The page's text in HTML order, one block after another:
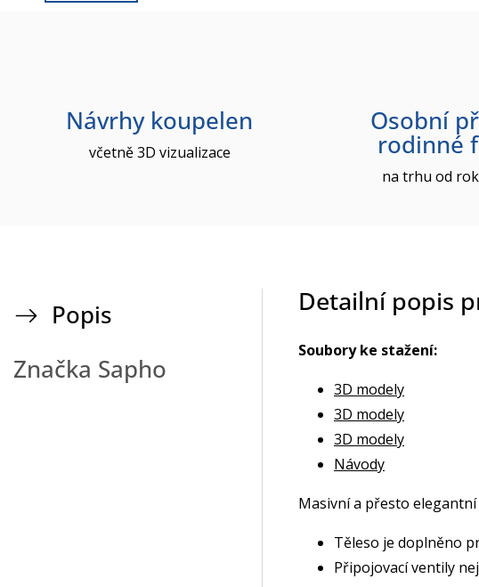
Návrhy koupelen
včetně 3D vizualizace
Osobní
rodinné
na trhu od
Popis
Značka Sapho
Detailní popis
Soubory ke stažení:
3D modely
3D modely
3D modely
Návody
Masivní a přesto
Těleso je doplněno
Připojovací ventily